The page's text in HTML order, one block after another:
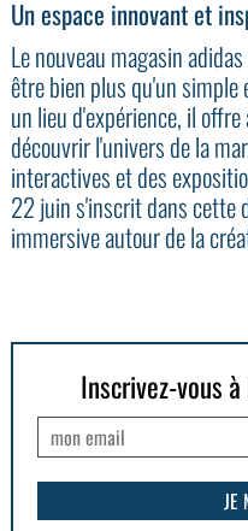
Un espace innovant et
Le nouveau magasin
être bien plus qu'un simple
un lieu d'expérience, il
découvrir l'univers de la
interactives et des
22 juin s'inscrit dans cette
immersive autour de la
Inscrivez-vous